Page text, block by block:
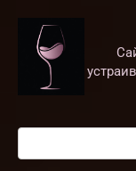
контенту
Поиск: